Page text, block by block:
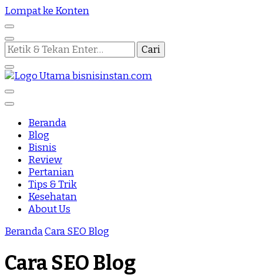
Lompat ke Konten
Mencari
Sesuatu?
Bisnis Instan
Beranda
Blog
Bisnis
Review
Pertanian
Tips & Trik
Kesehatan
About Us
BerandaCara SEO Blog
Cara SEO Blog